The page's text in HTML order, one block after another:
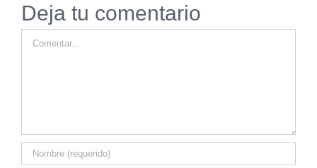
Deja tu comentario